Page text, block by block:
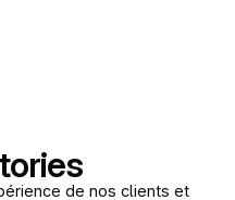
de nos clients et